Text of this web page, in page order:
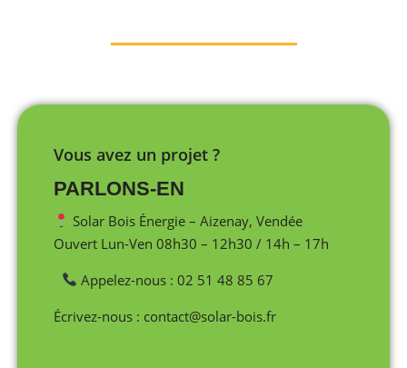
Vous avez un projet ?
PARLONS-EN
Solar Bois Énergie – Aizenay, Vendée
Ouvert Lun-Ven 08h30 – 12h30 / 14h – 17h
Appelez-nous : 02 51 48 85 67
Écrivez-nous : contact@solar-bois.fr